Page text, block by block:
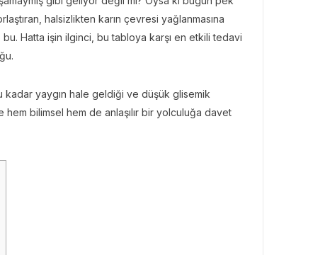
halsizlikten karın çevresi yağlanmasına
Hatta işin ilginci, bu tabloya karşı en etkili tedavi
yaygın hale geldiği ve düşük glisemik
bilimsel hem de anlaşılır bir yolculuğa davet